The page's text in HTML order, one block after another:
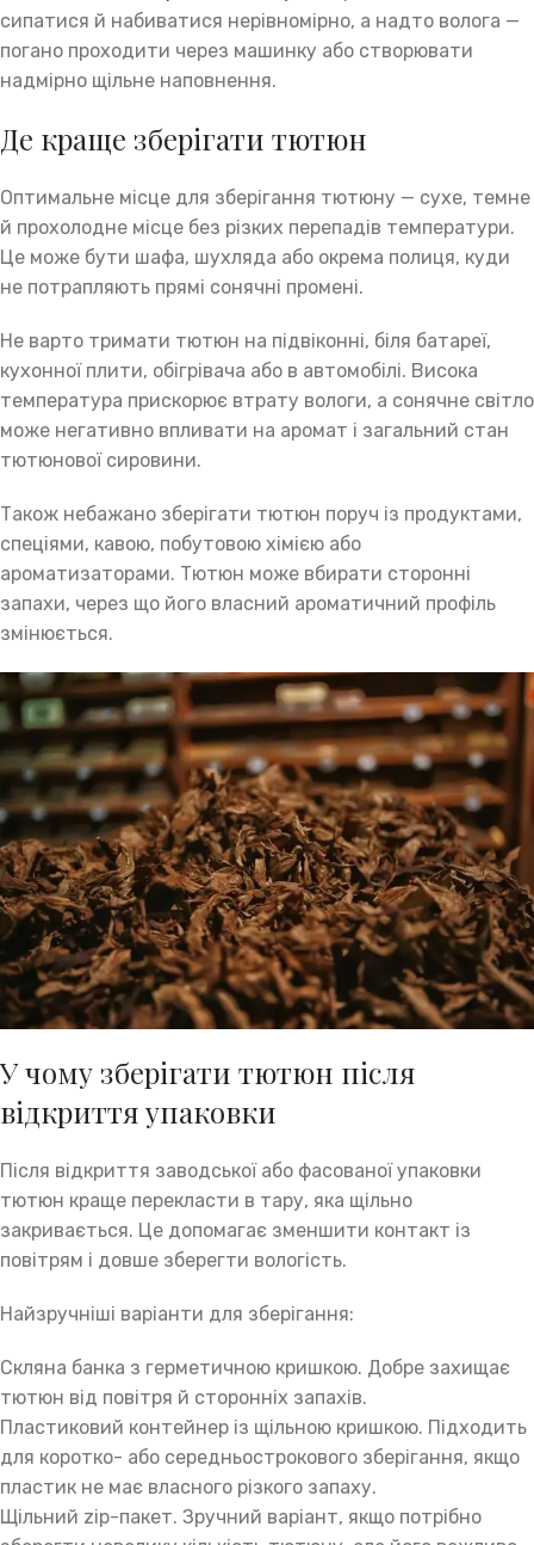
сипатися й набиватися нерівномірно, а надто волога —
погано проходити через машинку або створювати
надмірно щільне наповнення.
Де краще зберігати тютюн
Оптимальне місце для зберігання тютюну — сухе, темне
й прохолодне місце без різких перепадів температури.
Це може бути шафа, шухляда або окрема полиця, куди
не потрапляють прямі сонячні промені.
Не варто тримати тютюн на підвіконні, біля батареї,
кухонної плити, обігрівача або в автомобілі. Висока
температура прискорює втрату вологи, а сонячне світло
може негативно впливати на аромат і загальний стан
тютюнової сировини.
Також небажано зберігати тютюн поруч із продуктами,
спеціями, кавою, побутовою хімією або
ароматизаторами. Тютюн може вбирати сторонні
запахи, через що його власний ароматичний профіль
змінюється.
У чому зберігати тютюн після
відкриття упаковки
Після відкриття заводської або фасованої упаковки
тютюн краще перекласти в тару, яка щільно
закривається. Це допомагає зменшити контакт із
повітрям і довше зберегти вологість.
Найзручніші варіанти для зберігання:
Скляна банка з герметичною кришкою. Добре захищає
тютюн від повітря й сторонніх запахів.
Пластиковий контейнер із щільною кришкою. Підходить
для коротко- або середньострокового зберігання, якщо
пластик не має власного різкого запаху.
Щільний zip-пакет. Зручний варіант, якщо потрібно